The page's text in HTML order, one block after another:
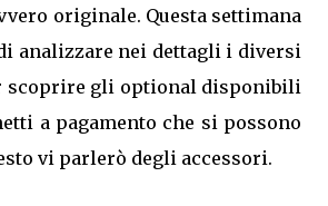
originale. Questa settimana
analizzare nei dettagli i diversi
scoprire gli optional disponibili
a pagamento che si possono
vi parlerò degli accessori.